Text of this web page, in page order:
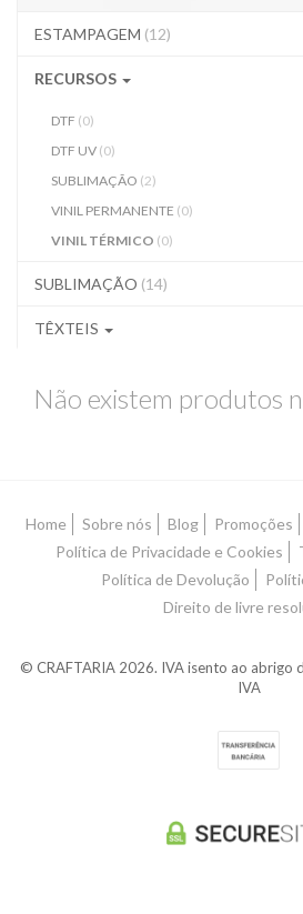
ESTAMPAGEM (12)
RECURSOS
DTF (0)
DTF UV (0)
SUBLIMAÇÃO (2)
VINIL PERMANENTE (0)
VINIL TÉRMICO (0)
SUBLIMAÇÃO (14)
TÊXTEIS
Não existem produtos
Home Sobre nós Blog Promoções
Política de Privacidade e Cookies
Política de Devolução
Direito de livre
© CRAFTARIA 2026. IVA isento ao abrigo
IVA